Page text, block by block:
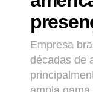
Empresa
décadas de